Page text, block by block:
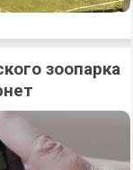
зоопарка